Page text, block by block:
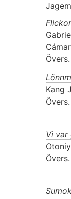
Övers.
Kang
Övers.
Vi var
Övers.